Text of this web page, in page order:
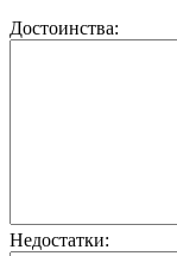
Достоинства:
Недостатки: